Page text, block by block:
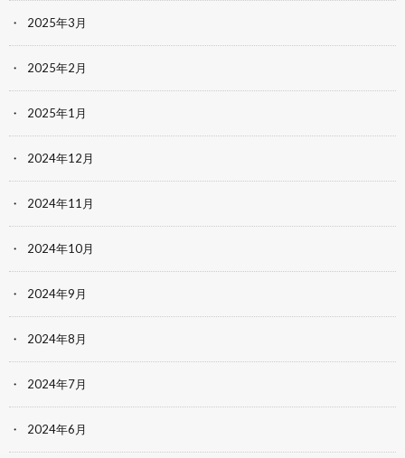
2025年3月
2025年2月
2025年1月
2024年12月
2024年11月
2024年10月
2024年9月
2024年8月
2024年7月
2024年6月